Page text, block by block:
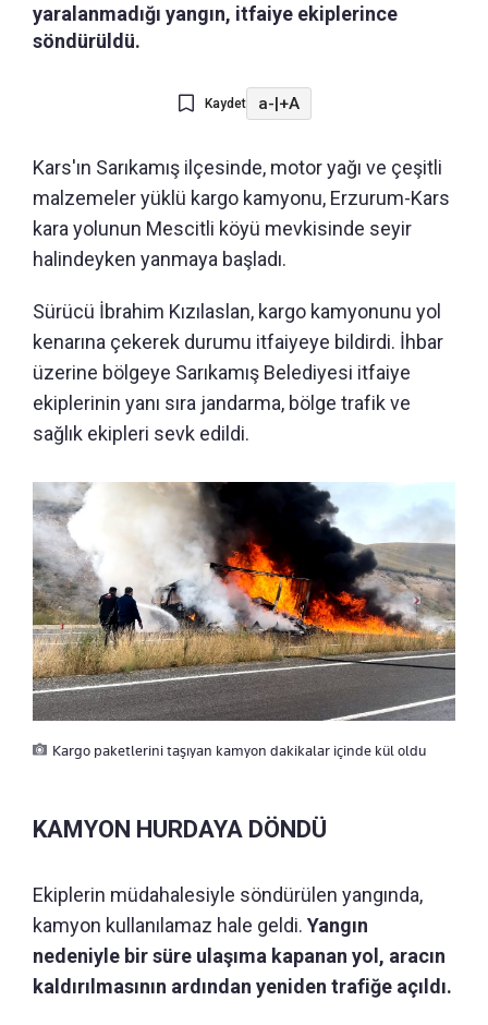
yaralanmadığı yangın, itfaiye ekiplerince
söndürüldü.
Kaydet a-|+A
Kars'ın Sarıkamış ilçesinde, motor yağı ve çeşitli
malzemeler yüklü kargo kamyonu, Erzurum-Kars
kara yolunun Mescitli köyü mevkisinde seyir
halindeyken yanmaya başladı.
Sürücü İbrahim Kızılaslan, kargo kamyonunu yol
kenarına çekerek durumu itfaiyeye bildirdi. İhbar
üzerine bölgeye Sarıkamış Belediyesi itfaiye
ekiplerinin yanı sıra jandarma, bölge trafik ve
sağlık ekipleri sevk edildi.
Kargo paketlerini taşıyan kamyon dakikalar içinde kül oldu
KAMYON HURDAYA DÖNDÜ
Ekiplerin müdahalesiyle söndürülen yangında,
kamyon kullanılamaz hale geldi. Yangın
nedeniyle bir süre ulaşıma kapanan yol, aracın
kaldırılmasının ardından yeniden trafiğe açıldı.